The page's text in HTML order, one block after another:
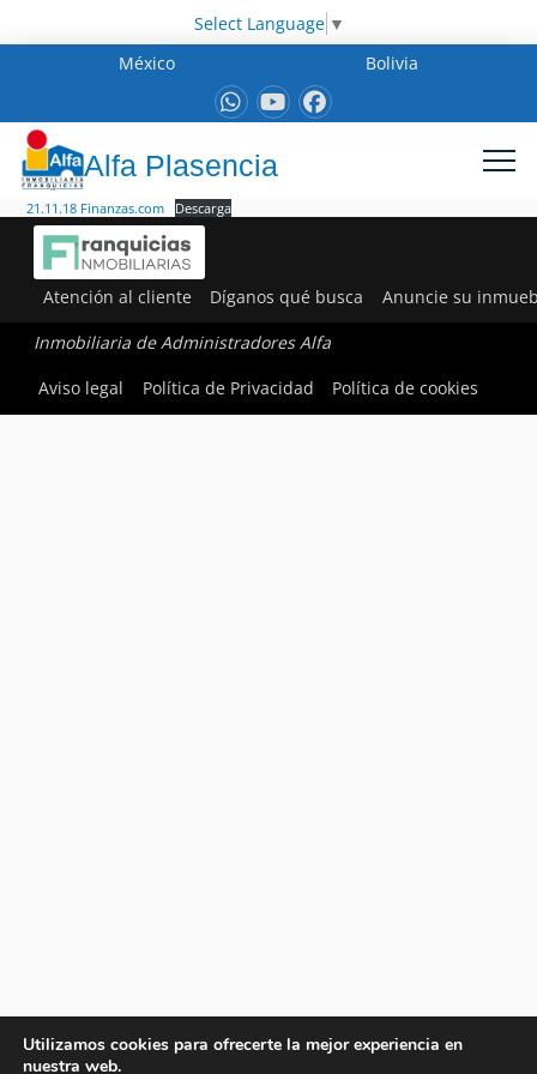
Select Language ▼
México
Bolivia
Alfa Plasencia
21.11.18 Finanzas.com Descarga
Atención al cliente Díganos qué busca Anuncie su
Inmobiliaria de Administradores Alfa
Aviso legal
Política de Privacidad Política de cookies
Utilizamos cookies para ofrecerte la mejor experiencia en
nuestra web.